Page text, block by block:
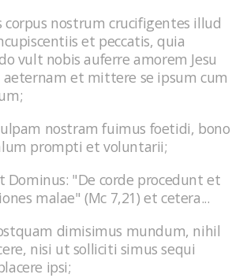
corpus nostrum crucifigentes illud
et peccatis, quia
vult nobis auferre amorem Jesu
et mittere se ipsum cum
nostram fuimus foetidi, bono
prompti et voluntarii;
Dominus: "De corde procedunt et
malae" (Mc 7,21) et cetera...
dimisimus mundum, nihil
nisi ut solliciti simus sequi
ipsi;